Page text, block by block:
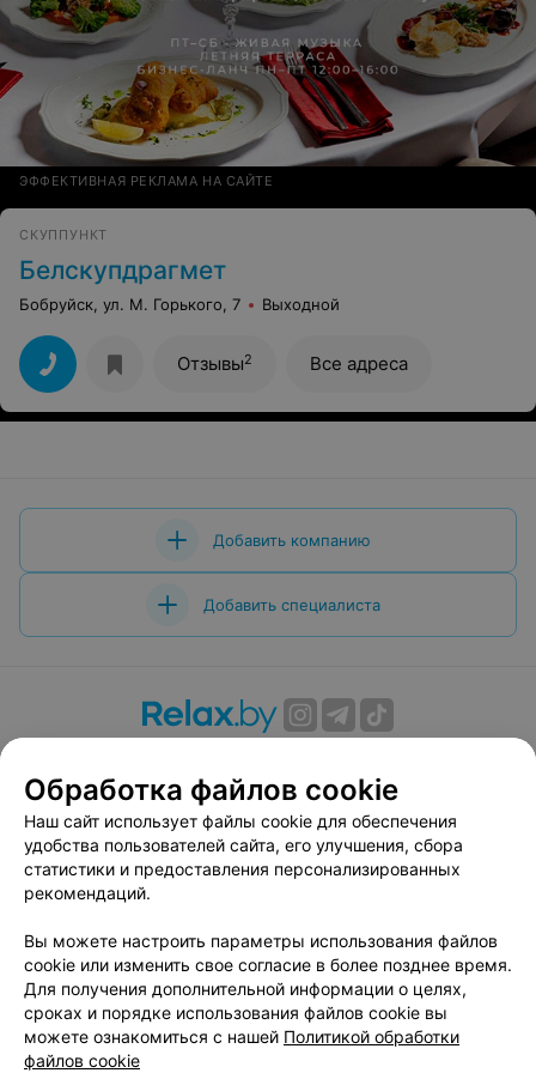
ЭФФЕКТИВНАЯ РЕКЛАМА НА САЙТЕ
СКУППУНКТ
Белскупдрагмет
Бобруйск, ул. М. Горького, 7 Выходной
Отзывы2 Все адреса
Добавить компанию
Добавить специалиста
Вакансии
Публичный договор
Способы оплаты
Публичный договор по использованию сервиса
«Афиша»
Пользовательское соглашение
Связаться по вопросам сотрудничества
Написать руководителю relax.by
Персональные настройки cookie
Обработка персональных данных
Обработка файлов cookie
Наш сайт использует файлы cookie для обеспечения
удобства пользователей сайта, его улучшения, сбора
статистики и предоставления персонализированных
рекомендаций.
Вы можете настроить параметры использования файлов
cookie или изменить свое согласие в более позднее время.
Для получения дополнительной информации о целях,
сроках и порядке использования файлов cookie вы
можете ознакомиться с нашей Политикой обработки
файлов cookie